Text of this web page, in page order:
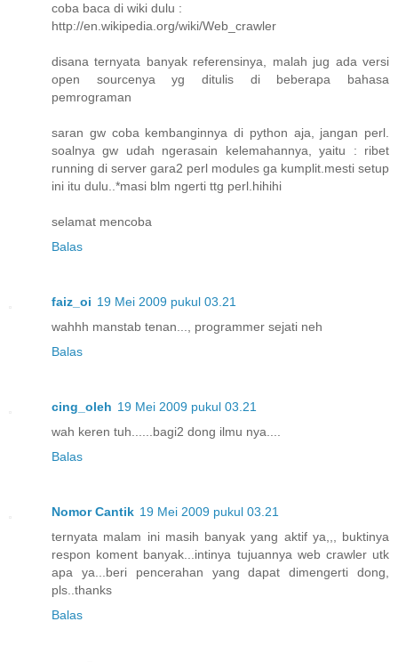
coba baca di wiki dulu :
http://en.wikipedia.org/wiki/Web_crawler
disana ternyata banyak referensinya, malah jug ada versi
open sourcenya yg ditulis di beberapa bahasa
pemrograman
saran gw coba kembanginnya di python aja, jangan perl.
soalnya gw udah ngerasain kelemahannya, yaitu : ribet
running di server gara2 perl modules ga kumplit.mesti setup
ini itu dulu..*masi blm ngerti ttg perl.hihihi
selamat mencoba
Balas
faiz_oi 19 Mei 2009 pukul 03.21
wahhh manstab tenan..., programmer sejati neh
Balas
cing_oleh 19 Mei 2009 pukul 03.21
wah keren tuh......bagi2 dong ilmu nya....
Balas
Nomor Cantik 19 Mei 2009 pukul 03.21
ternyata malam ini masih banyak yang aktif ya,,, buktinya
respon koment banyak...intinya tujuannya web crawler utk
apa ya...beri pencerahan yang dapat dimengerti dong,
pls..thanks
Balas